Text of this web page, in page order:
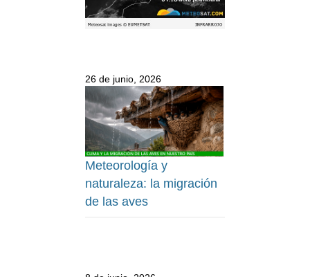
26 de junio, 2026
Meteorología y
naturaleza: la migración
de las aves